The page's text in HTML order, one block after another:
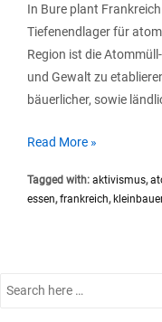
In Bure plant
Tiefenendlager für
Region ist die
und Gewalt zu
bäuerlicher, sowie
“Kleinbäuerlicher
gegen
Atommülldeponie
Frankreich
Read More »
Tagged with: aktivismus,
essen,frankreich,
Search